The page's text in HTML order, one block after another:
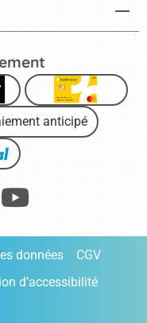
anticipé
données
CGV
d’accessibilité